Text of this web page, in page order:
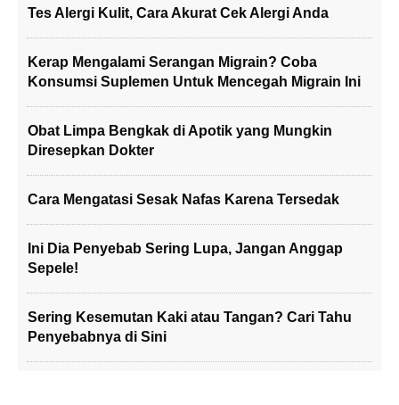
Tes Alergi Kulit, Cara Akurat Cek Alergi Anda
Kerap Mengalami Serangan Migrain? Coba
Konsumsi Suplemen Untuk Mencegah Migrain Ini
Obat Limpa Bengkak di Apotik yang Mungkin
Diresepkan Dokter
Cara Mengatasi Sesak Nafas Karena Tersedak
Ini Dia Penyebab Sering Lupa, Jangan Anggap
Sepele!
Sering Kesemutan Kaki atau Tangan? Cari Tahu
Penyebabnya di Sini